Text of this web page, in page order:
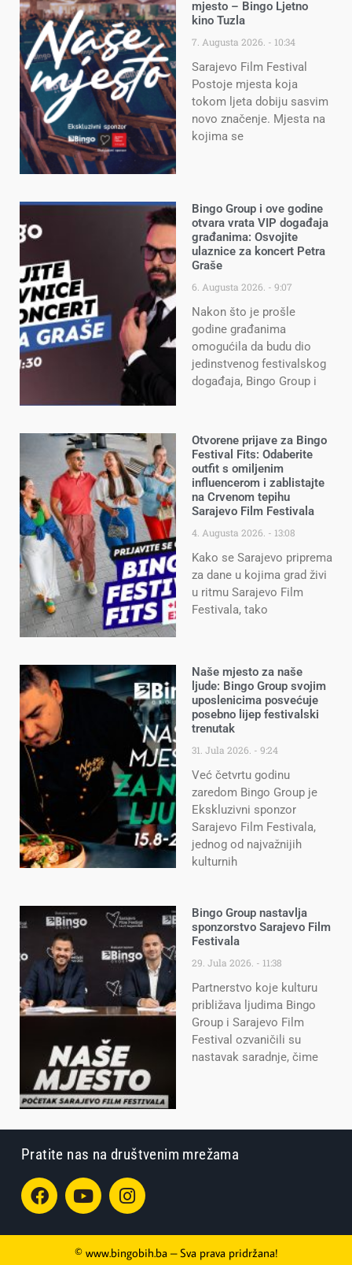
mjesto – Bingo Ljetno
kino Tuzla
7. Augusta 2026. 10:34
Sarajevo Film Festival
Postoje mjesta koja
tokom ljeta dobiju sasvim
novo značenje. Mjesta na
kojima se
Bingo Group i ove godine
otvara vrata VIP događaja
građanima: Osvojite
ulaznice za koncert Petra
Graše
6. Augusta 2026. 9:07
Nakon što je prošle
godine građanima
omogućila da budu dio
jedinstvenog festivalskog
događaja, Bingo Group i
Otvorene prijave za Bingo
Festival Fits: Odaberite
outfit s omiljenim
influencerom i zablistajte
na Crvenom tepihu
Sarajevo Film Festivala
4. Augusta 2026. 13:08
Kako se Sarajevo priprema
za dane u kojima grad živi
u ritmu Sarajevo Film
Festivala, tako
Naše mjesto za naše
ljude: Bingo Group svojim
uposlenicima posvećuje
posebno lijep festivalski
trenutak
31. Jula 2026. 9:24
Već četvrtu godinu
zaredom Bingo Group je
Ekskluzivni sponzor
Sarajevo Film Festivala,
jednog od najvažnijih
kulturnih
Bingo Group nastavlja
sponzorstvo Sarajevo Film
Festivala
29. Jula 2026. 11:38
Partnerstvo koje kulturu
približava ljudima Bingo
Group i Sarajevo Film
Festival ozvaničili su
nastavak saradnje, čime
Pratite nas na društvenim mrežama
© www.bingobih.ba – Sva prava pridržana!